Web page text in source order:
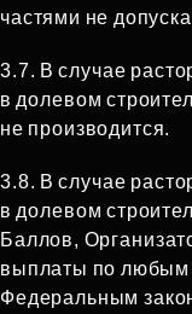
частями не
3.7. В случае
в долевом
не производится.
3.8. В случае
в долевом
Баллов,
выплаты по любым
Федеральным